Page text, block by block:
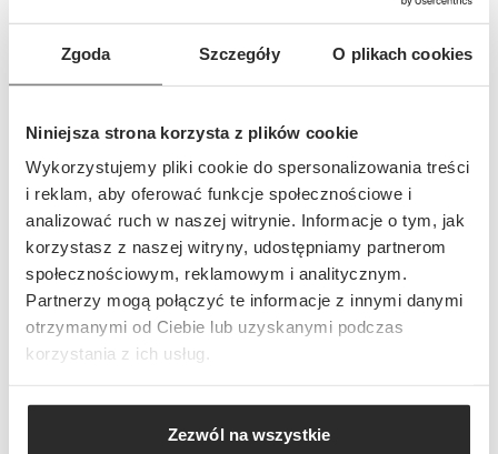
Zgoda Szczegóły O plikach cookies
Niniejsza strona korzysta z plików cookie
Wykorzystujemy pliki cookie do spersonalizowania treści
i reklam, aby oferować funkcje społecznościowe i
analizować ruch w naszej witrynie. Informacje o tym, jak
korzystasz z naszej witryny, udostępniamy partnerom
społecznościowym, reklamowym i analitycznym.
Partnerzy mogą połączyć te informacje z innymi danymi
otrzymanymi od Ciebie lub uzyskanymi podczas
korzystania z ich usług.
Zezwól na wszystkie
Unfortunately, such a website does
not exist
It is possible that the address of this
incorrect address...